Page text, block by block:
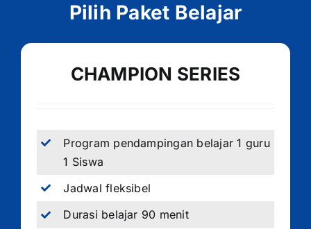
Pilih Paket Belajar
CHAMPION SERIES
Program pendampingan belajar 1 guru
1 Siswa
Jadwal fleksibel
Durasi belajar 90 menit